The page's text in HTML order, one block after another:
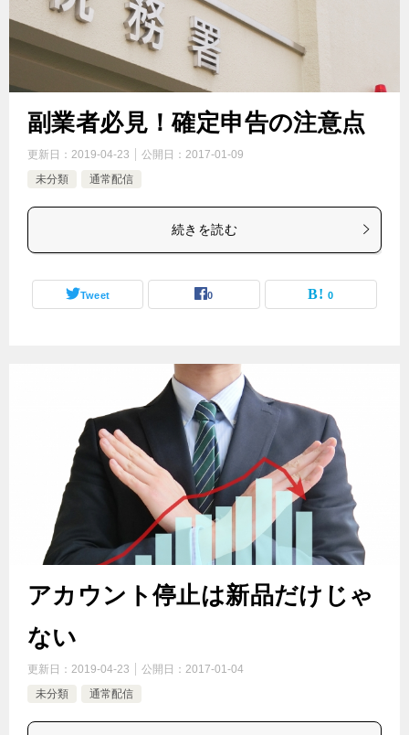
副業者必見！確定申告の注意点
更新日： 2019-04-23 公開日： 2017-01-09
未分類
通常配信
続きを読む
Tweet 0 0
アカウント停止は新品だけじゃ
ない
更新日： 2019-04-23 公開日： 2017-01-04
未分類
通常配信